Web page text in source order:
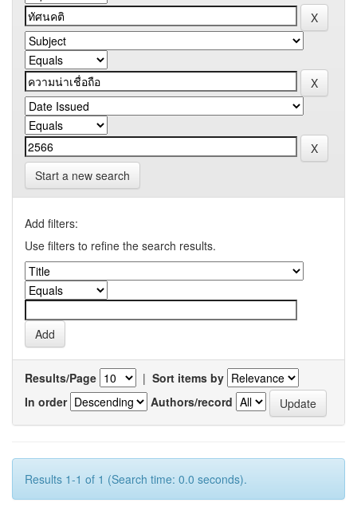
Start a new search
Add filters:
Use filters to refine the search results.
Results/Page | Sort items by
In order
Authors/record
Results 1-1 of 1 (Search time: 0.0 seconds).